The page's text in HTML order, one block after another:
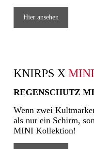
Hier ansehen
KNIRPS X
REGENSCHUTZ
Wenn zwei
als nur ein Schirm,
MINI Kollektion!